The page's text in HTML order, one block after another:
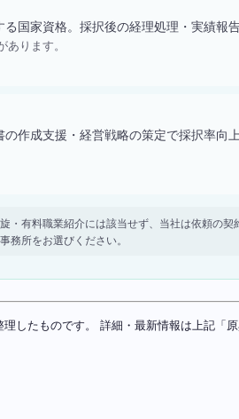
国家資格。採択後の経理処理・実績報告
ります。
作成支援・経営戦略の策定で採択率向上
有料職業紹介には該当せず、当社は依頼の
務所をお選びください。
したものです。 詳細・最新情報は上記「